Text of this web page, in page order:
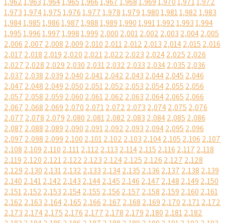
1,9731,9741,9751,9761,9771,9781,9791,9801,9811,9821,983
1,9841,9851,9861,9871,9881,9891,9901,9911,9921,9931,994
1,9951,9961,9971,9981,999 2,000 2,0012,002 2,003 2,0042,005
2,006 2,007 2,008 2,009 2,010 2,0112,012 2,013 2,0142,015 2,016
2,017 2,018 2,019 2,020 2,0212,022 2,023 2,0242,025 2,026
2,027 2,028 2,029 2,030 2,0312,032 2,033 2,0342,035 2,036
2,037 2,038 2,039 2,040 2,0412,042 2,043 2,0442,045 2,046
2,047 2,048 2,049 2,050 2,0512,052 2,053 2,0542,055 2,056
2,057 2,058 2,059 2,060 2,0612,062 2,063 2,0642,065 2,066
2,067 2,068 2,069 2,070 2,0712,072 2,073 2,0742,075 2,076
2,077 2,078 2,079 2,080 2,0812,082 2,083 2,0842,085 2,086
2,087 2,088 2,089 2,090 2,0912,092 2,093 2,0942,095 2,096
2,097 2,098 2,099 2,100 2,1012,102 2,103 2,1042,105 2,106 2,107
2,108 2,109 2,110 2,1112,112 2,113 2,1142,115 2,116 2,117 2,118
2,119 2,120 2,1212,122 2,123 2,1242,125 2,126 2,127 2,128
2,129 2,130 2,1312,132 2,133 2,1342,135 2,136 2,137 2,138 2,139
2,140 2,1412,142 2,143 2,1442,145 2,146 2,147 2,148 2,149 2,150
2,1512,152 2,153 2,1542,155 2,156 2,157 2,158 2,159 2,160 2,161
2,162 2,163 2,1642,165 2,166 2,167 2,168 2,169 2,170 2,1712,172
2,173 2,1742,175 2,176 2,177 2,178 2,179 2,180 2,1812,182